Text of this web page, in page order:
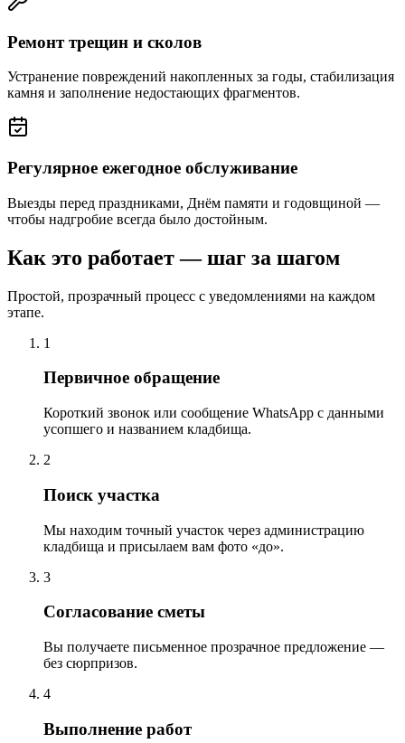
Ремонт трещин и сколов
Устранение повреждений накопленных за годы, стабилизация
камня и заполнение недостающих фрагментов.
Регулярное ежегодное обслуживание
Выезды перед праздниками, Днём памяти и годовщиной —
чтобы надгробие всегда было достойным.
Как это работает — шаг за шагом
Простой, прозрачный процесс с уведомлениями на каждом
этапе.
1
Первичное обращение
Короткий звонок или сообщение WhatsApp с данными
усопшего и названием кладбища.
2
Поиск участка
Мы находим точный участок через администрацию
кладбища и присылаем вам фото «до».
3
Согласование сметы
Вы получаете письменное прозрачное предложение —
без сюрпризов.
4
Выполнение работ